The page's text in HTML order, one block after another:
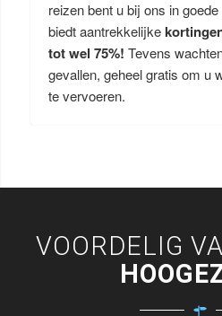
reizen bent u bij ons in
biedt aantrekkelijke
tot wel 75%! Tevens
gevallen, geheel gratis om u
te vervoeren.
VOORDELIG